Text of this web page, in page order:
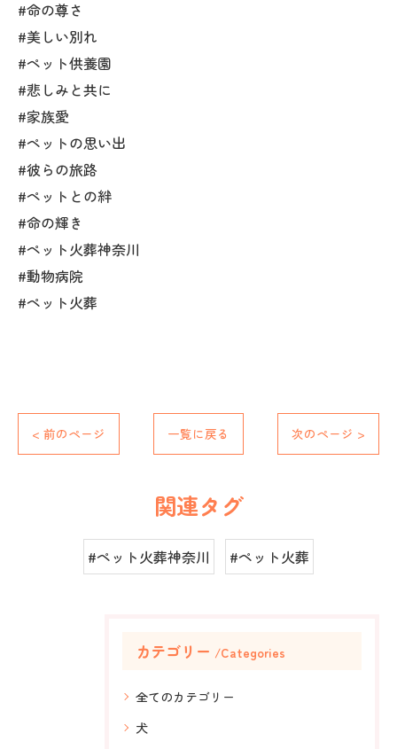
#命の尊さ
#美しい別れ
#ペット供養園
#悲しみと共に
#家族愛
#ペットの思い出
#彼らの旅路
#ペットとの絆
#命の輝き
#ペット火葬神奈川
#動物病院
#ペット火葬
< 前のページ 一覧に戻る 次のページ >
関連タグ
#ペット火葬神奈川 #ペット火葬
カテゴリー Categories
全てのカテゴリー
犬